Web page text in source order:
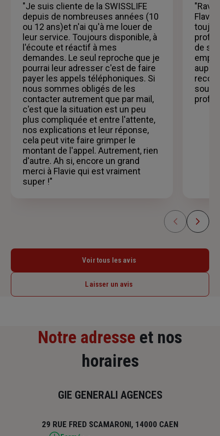
étoiles
"Je suis cliente de la SWISSLIFE
depuis de nombreuses années (10
ou 12 ans)et n'ai qu'à me louer de
leur service. Toujours disponible, à
l'écoute et réactif à mes
demandes. Le seul reproche que je
pourrai leur adresser c'est de faire
payer les appels téléphoniques. Si
nous sommes obligés de les
contacter autrement que par mail,
c'est que la situation est un peu
plus compliquée et entre l'attente,
nos explications et leur réponse,
cela peut vite faire grimper le
montant de l'appel. Autrement, rien
d'autre. Ah si, encore un grand
merci à Flavie qui est vraiment
super !"
"Ravi
de
Voir tous les avis
Laisser un avis
Notre adresse et nos
horaires
GIE GENERALI AGENCES
29 RUE FRED SCAMARONI, 14000 CAEN